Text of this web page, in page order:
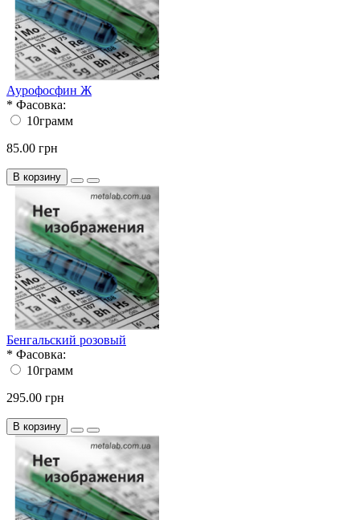
Аурофосфин Ж
* Фасовка:
10грамм
85.00 грн
В корзину
Бенгальский розовый
* Фасовка:
10грамм
295.00 грн
В корзину